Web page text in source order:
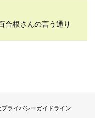
合根さんの言う通り
ンプ
プライバシーガイドライン